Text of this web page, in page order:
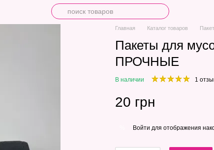
Главная Каталог товаров
Пакеты для
ПРОЧНЫЕ
В наличии 1
20 грн
Войти для отображения